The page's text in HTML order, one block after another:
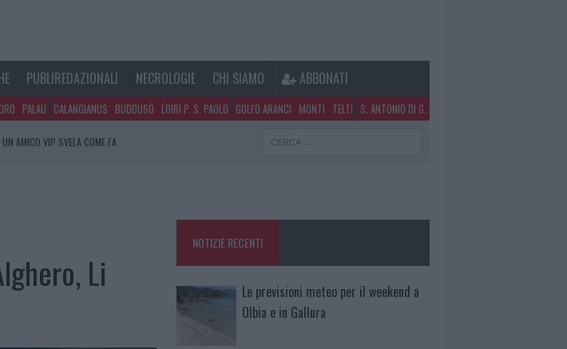
PUBLIREDAZIONALI NECROLOGIE CHI SIAMO ABBONATI
PALAU CALANGIANUS BUDDUSÒ LOIRI P. S. PAOLO GOLFO ARANCI MONTI TELTI S. ANTONIO DI G.
AMICO VIP SVELA COME FA
Li
NOTIZIE RECENTI
Le previsioni meteo per il weekend a
Olbia e in Gallura